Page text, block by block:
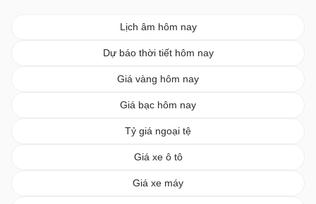
Lịch âm hôm nay
Dự báo thời tiết hôm nay
Giá vàng hôm nay
Giá bạc hôm nay
Tỷ giá ngoại tệ
Giá xe ô tô
Giá xe máy